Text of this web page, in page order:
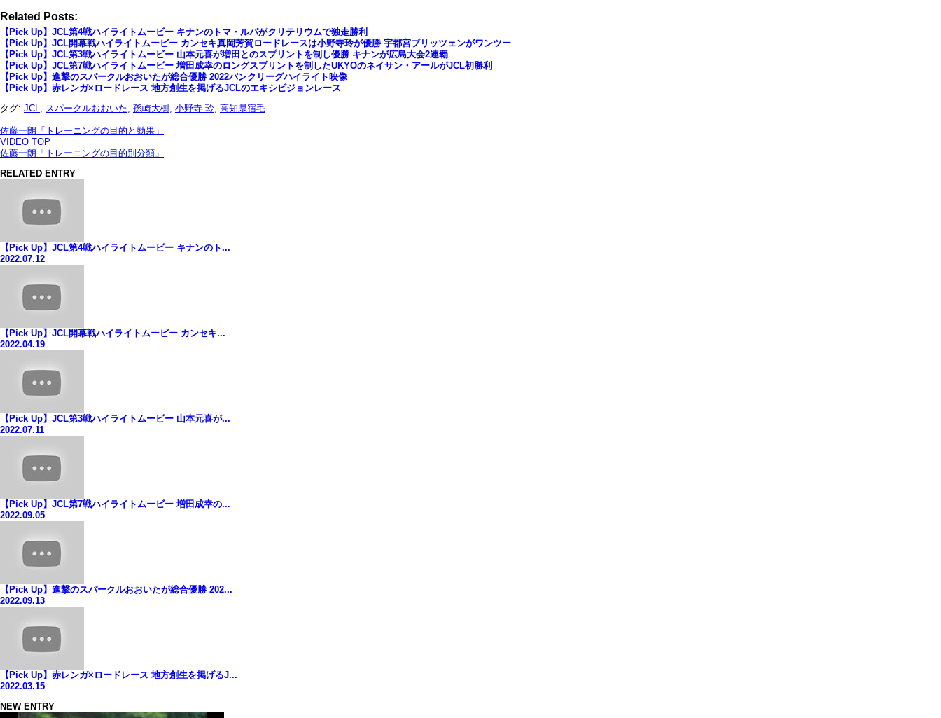
Related Posts:
【Pick Up】JCL第4戦ハイライトムービー キナンのトマ・ルパがクリテリウムで独走勝利
【Pick Up】JCL開幕戦ハイライトムービー カンセキ真岡芳賀ロードレースは小野寺玲が優勝 宇都宮ブリッツェンがワンツー
【Pick Up】JCL第3戦ハイライトムービー 山本元喜が増田とのスプリントを制し優勝 キナンが広島大会2連覇
【Pick Up】JCL第7戦ハイライトムービー 増田成幸のロングスプリントを制したUKYOのネイサン・アールがJCL初勝利
【Pick Up】進撃のスパークルおおいたが総合優勝 2022バンクリーグハイライト映像
【Pick Up】赤レンガ×ロードレース 地方創生を掲げるJCLのエキシビジョンレース
タグ: JCL スパークルおおいた 孫崎大樹 小野寺 玲 高知県宿毛
佐藤一朗「トレーニングの目的と効果」
VIDEO TOP
佐藤一朗「トレーニングの目的別分類」
RELATED ENTRY
【Pick Up】JCL第4戦ハイライトムービー キナンのト...
2022.07.12
【Pick Up】JCL開幕戦ハイライトムービー カンセキ...
2022.04.19
【Pick Up】JCL第3戦ハイライトムービー 山本元喜が...
2022.07.11
【Pick Up】JCL第7戦ハイライトムービー 増田成幸の...
2022.09.05
【Pick Up】進撃のスパークルおおいたが総合優勝 202...
2022.09.13
【Pick Up】赤レンガ×ロードレース 地方創生を掲げるJ...
2022.03.15
NEW ENTRY